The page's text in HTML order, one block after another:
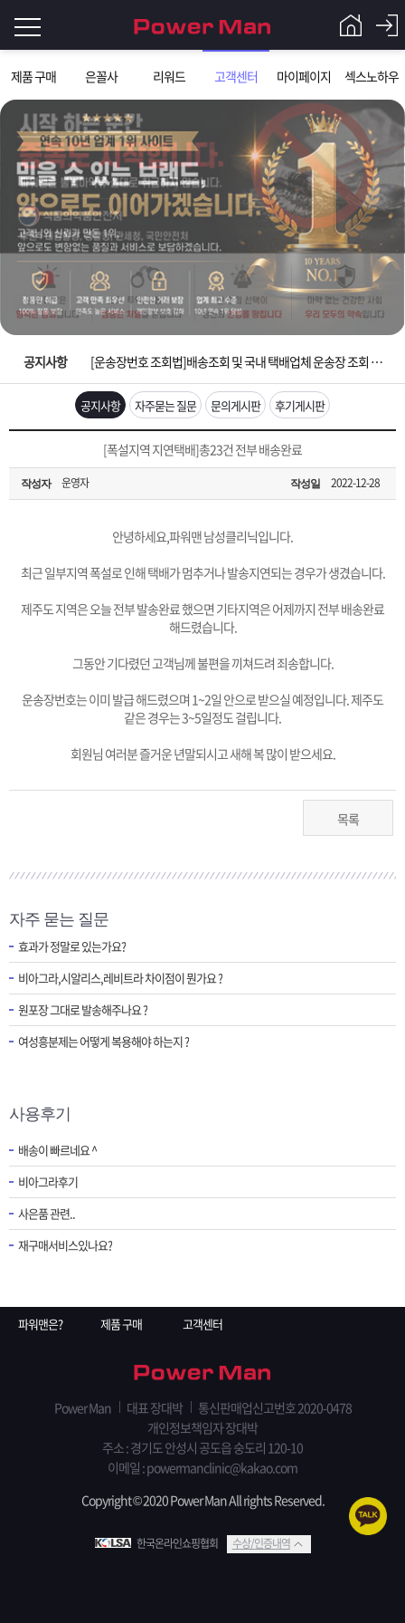
제품 구매 은꼴사 리워드 고객센터 마이페이지 섹스노하우
그
인
이
필
요
니
로
Q&A
파
워
맨
제
품
은
노
우
객
터
마
페
지
문
회
공지사항
입금확인이 안되는 상황을 대비해 꼭 입금후 고객센터 연락바랍니다.
[2026구정 연휴]설 연휴 배송 및 휴무 안내
[운송장번호 조회법]배송조회 및 국내 택배업체 운송장 조회 하는법
[ios앱 오픈]아이폰 고객 앱설치 가능합니다.
[무인택배함 이용 안내] 집 밖에 주소로 택배 받기
입금확인이 안되는 상황을 대비해 꼭 입금후 고객센터 연락바랍니다.
[2026구정 연휴]설 연휴 배송 및 휴무 안내
공지사항 자주묻는 질문 문의게시판 후기게시판
[폭설지역 지연택배]총23건 전부 배송완료
작성자 운영자 작성일 2022-12-28
안녕하세요,파워맨 남성클리닉입니다.
최근 일부지역 폭설로 인해 택배가 멈추거나 발송지연되는 경우가 생겼습니다.
제주도 지역은 오늘 전부 발송완료 했으면 기타지역은 어제까지 전부 배송완료
해드렸습니다.
그동안 기다렸던 고객님께 불편을 끼쳐드려 죄송합니다.
운송장번호는 이미 발급 해드렸으며 1~2일 안으로 받으실 예정입니다. 제주도
같은 경우는 3~5일정도 걸립니다.
회원님 여러분 즐거운 년말되시고 새해 복 많이 받으세요.
목록
자주 묻는 질문
효과가 정말로 있는가요?
비아그라,시알리스,레비트라 차이점이 뭔가요 ?
원포장 그대로 발송해주나요 ?
여성흥분제는 어떻게 복용해야 하는지 ?
사용후기
배송이 빠르네요 ^
비아그라후기
사은품 관련..
재구매서비스있나요?
파워맨은? 제품 구매 고객센터
Power Man 대표 장대박
통신판매업신고번호 2020-0478
개인정보책임자 장대박
주소 : 경기도 안성시 공도읍 숭도리 120-10
이메일 : powermanclinic@kakao.com
Copyright © 2020 Power Man All rights Reserved.
한국온라인쇼핑협회 수상/인증내역